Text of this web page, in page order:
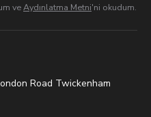
veAydınlatma Metni'ni okudum.
Road Twickenham